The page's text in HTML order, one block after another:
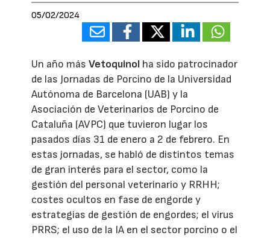
05/02/2024
Un año másVetoquinol ha sido patrocinador
de las Jornadas de Porcino de la Universidad
Autónoma de Barcelona (UAB) y la
Asociación de Veterinarios de Porcino de
Cataluña (AVPC) que tuvieron lugar los
pasados días 31 de enero a 2 de febrero. En
estas jornadas, se habló de distintos temas
de gran interés para el sector, como la
gestión del personal veterinario y RRHH;
costes ocultos en fase de engorde y
estrategias de gestión de engordes; el virus
PRRS; el uso de la IA en el sector porcino o el